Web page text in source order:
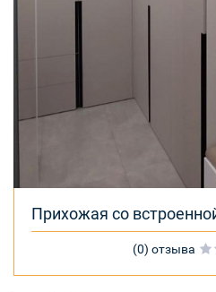
Прихожая со
(0) отзыва